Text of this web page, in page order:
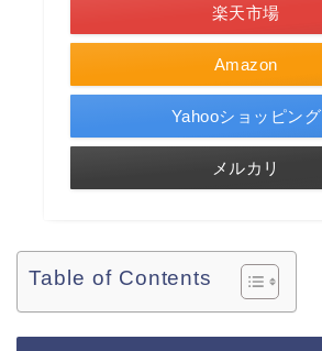
Amazon
楽天市場
Yahooショッピング
メルカリ
Table of Contents